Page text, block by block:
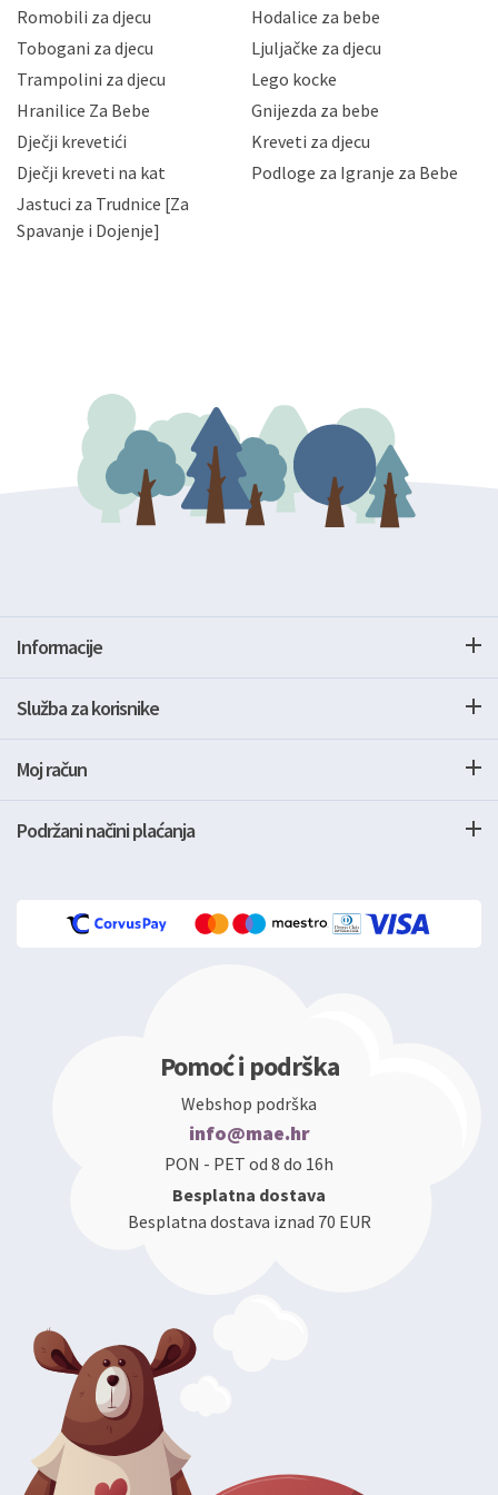
korisnika i posjetitelja web stranica, čuva povjerljivost
Vaših osobnih podataka te omogućava pristup i
priopćavanje osobnih podataka samo onim svojim
zaposlenicima kojima su isti potrebni radi provedbe
slučajevima koji su dozvoljeni zakonima. Napominjemo
da možete u svako doba, u potpunosti ili djelomice,
zatražiti prestanak aktivnosti obrade Vaših osobnih
podataka. Opoziv privole možete podnijeti poštom na
gore navedenu adresu ili e-mailom na adresu:
Romobili za djecu
Hodalice za bebe
Tobogani za djecu
Ljuljačke za djecu
Trampolini za djecu
Lego kocke
Hranilice Za Bebe
Gnijezda za bebe
Dječji krevetići
Kreveti za djecu
Dječji kreveti na kat
Podloge za Igranje za Bebe
Jastuci za Trudnice [Za
Spavanje i Dojenje]
Informacije
Služba za korisnike
Moj račun
Podržani načini plaćanja
Pomoć i podrška
Webshop podrška
info@mae.hr
PON - PET od 8 do 16h
Besplatna dostava
Besplatna dostava iznad 70 EUR